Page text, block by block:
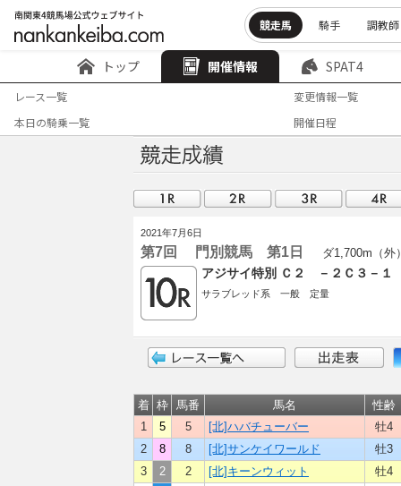
競走馬 騎手 調教師
トップ 開催情報 SPAT4
レース一覧
変更情報一覧
本日の騎乗一覧
開催日程
2021年7月6日
第7回 門別競馬 第1日 ダ1,700m（外
アジサイ特別 Ｃ２ －２Ｃ３－１
サラブレッド系 一般 定量
着 枠 馬番 馬名
性齢
1
5 5 [北]ハバチューバー
牡4
2
8 8 [北]サンケイワールド
牡3
3
2 2 [北]キーンウィット
牡4